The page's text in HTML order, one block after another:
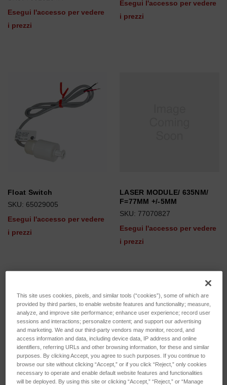
Esegui l'accesso per vedere
i prezzi
Esegui l'accesso per vedere
i prezzi
Float Switch
SKU: 65029005
Esegui l'accesso per vedere
i prezzi
LASER MODULE/ 635NM/
F=77MM +/-5MM
SKU: 77070827
Esegui l'accesso per vedere
i prezzi
This site uses cookies, pixels, and similar tools (“cookies”), some of which are
provided by third parties, to enable website features and functionality; measure,
analyze, and improve site performance; enhance user experience; record user
sessions and interactions; personalize content; and support our advertising
and marketing. We and our third-party vendors may monitor, record, and
access information and data, including device data, IP address and online
identifiers, referring URLs and other browsing information, for these and similar
purposes. By clicking Accept, you agree to such purposes. If you continue to
browse our site without clicking “Accept,” or if you click “Reject,” only cookies
necessary to operate and enable default website features and functionalities
will be deployed. By using this site or clicking “Accept,” “Reject,” or “Manage